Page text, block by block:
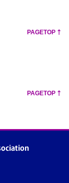
PAGETOP
PAGETOP